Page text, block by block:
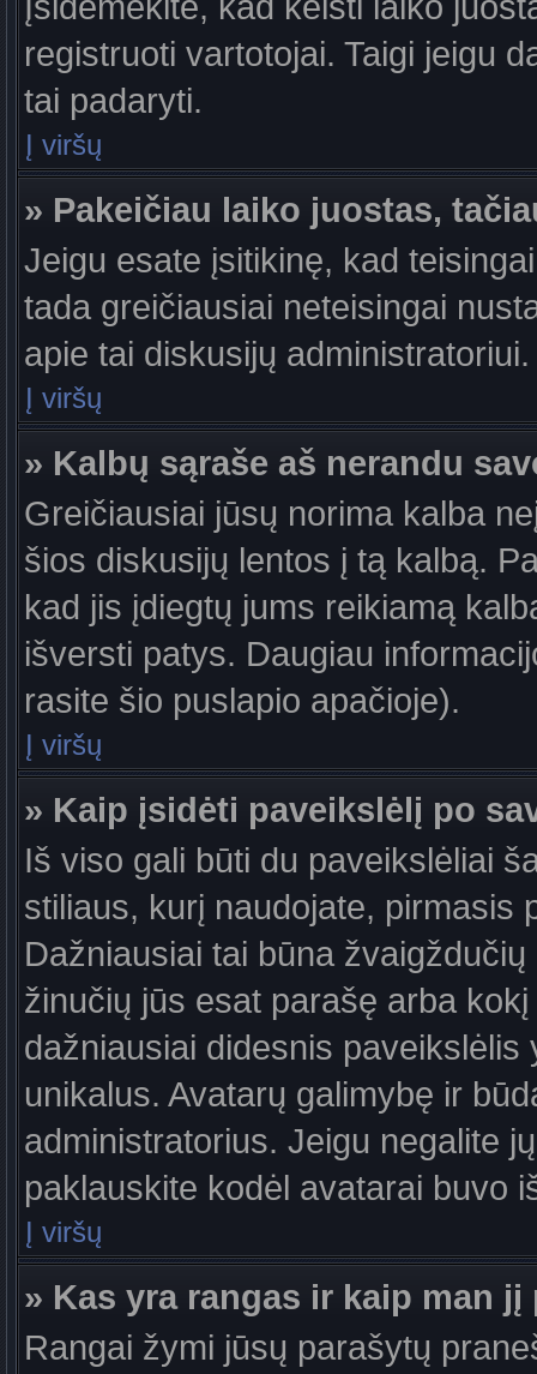
registruoti vartotojai. Taigi jeigu
tai padaryti.
Į viršų
» Pakeičiau laiko juostas,
Jeigu esate įsitikinę, kad
tada greičiausiai neteisingai
apie tai diskusijų administratoriui.
Į viršų
» Kalbų sąraše aš nerandu
Greičiausiai jūsų norima kalba
šios diskusijų lentos į tą kalbą.
kad jis įdiegtų jums reikiamą
išversti patys. Daugiau
rasite šio puslapio apačioje).
Į viršų
» Kaip įsidėti paveikslėlį po
Iš viso gali būti du paveikslėliai
stiliaus, kurį naudojate, pirmasis
Dažniausiai tai būna
žinučių jūs esat parašę arba
dažniausiai didesnis
unikalus. Avatarų galimybę ir
administratorius. Jeigu negalite
paklauskite kodėl avatarai buvo
Į viršų
» Kas yra rangas ir kaip man
Rangai žymi jūsų parašytų